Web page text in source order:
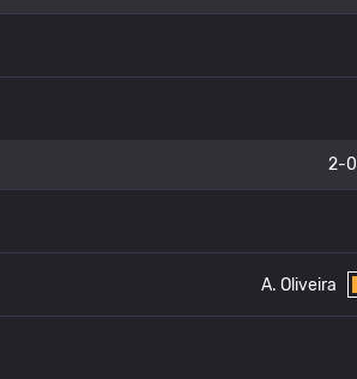
2-0
A. Oliveira